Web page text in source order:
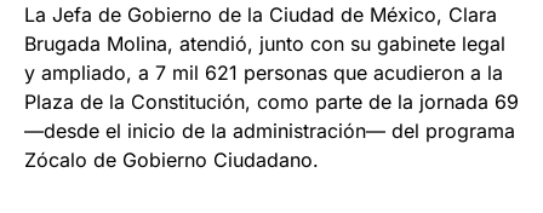
La Jefa de Gobierno de la Ciudad de México, Clara
Brugada Molina, atendió, junto con su gabinete legal
y ampliado, a 7 mil 621 personas que acudieron a la
Plaza de la Constitución, como parte de la jornada 69
—desde el inicio de la administración— del programa
Zócalo de Gobierno Ciudadano.